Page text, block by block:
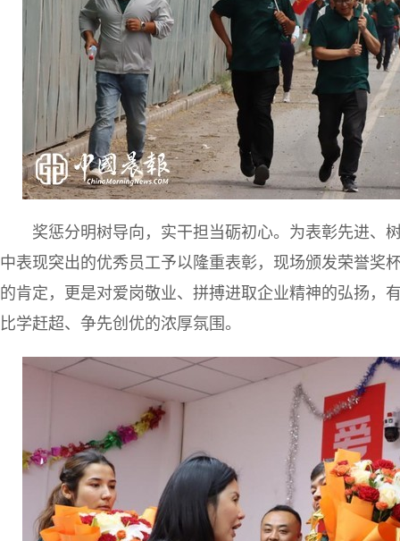
奖惩分明树导向，实干担当砺初心。为表彰先进、
中表现突出的优秀员工予以隆重表彰，现场颁发荣誉奖
的肯定，更是对爱岗敬业、拼搏进取企业精神的弘扬，
比学赶超、争先创优的浓厚氛围。